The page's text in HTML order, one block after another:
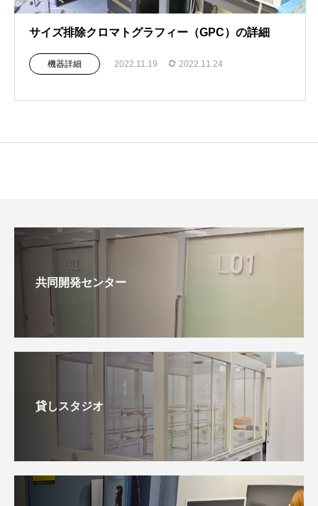
サイズ排除クロマトグラフィー（GPC）の詳細
機器詳細 2022.11.19 2022.11.24
共同開発センター
貸しスタジオ